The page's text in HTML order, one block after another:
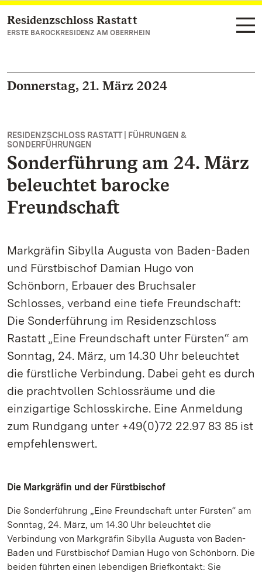
Zum Hauptinhalt springen
Residenzschloss Rastatt
ERSTE BAROCKRESIDENZ AM OBERRHEIN
Donnerstag, 21. März 2024
RESIDENZSCHLOSS RASTATT | FÜHRUNGEN &
SONDERFÜHRUNGEN
Sonderführung am 24. März
beleuchtet barocke
Freundschaft
Markgräfin Sibylla Augusta von Baden-Baden
und Fürstbischof Damian Hugo von
Schönborn, Erbauer des Bruchsaler
Schlosses, verband eine tiefe Freundschaft:
Die Sonderführung im Residenzschloss
Rastatt „Eine Freundschaft unter Fürsten“ am
Sonntag, 24. März, um 14.30 Uhr beleuchtet
die fürstliche Verbindung. Dabei geht es durch
die prachtvollen Schlossräume und die
einzigartige Schlosskirche. Eine Anmeldung
zum Rundgang unter +49(0)72 22.97 83 85 ist
empfehlenswert.
Die Markgräfin und der Fürstbischof
Die Sonderführung „Eine Freundschaft unter Fürsten“ am
Sonntag, 24. März, um 14.30 Uhr beleuchtet die
Verbindung von Markgräfin Sibylla Augusta von Baden-
Baden und Fürstbischof Damian Hugo von Schönborn. Die
beiden führten einen lebendigen Briefkontakt: Sie